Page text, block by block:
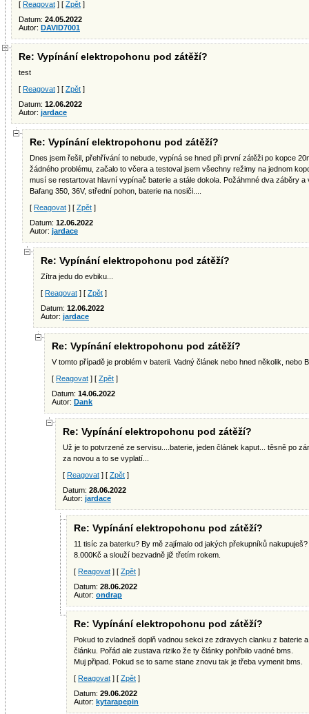
[ Reagovat ] [ Zpět ]
Datum: 24.05.2022
Autor: DAVID7001
Re: Vypínání elektropohonu pod zátěží?
test
[ Reagovat ] [ Zpět ]
Datum: 12.06.2022
Autor: jardace
Re: Vypínání elektropohonu pod zátěží?
Dnes jsem řešil, přehřívání to nebude, vypíná se hned při první zátěži po kopce
žádného problému, začalo to včera a testoval jsem všechny režimy na jednom
musí se restartovat hlavní vypínač baterie a stále dokola. Požáhmné dva záběry
Bafang 350, 36V, střední pohon, baterie na nosiči....
[ Reagovat ] [ Zpět ]
Datum: 12.06.2022
Autor: jardace
Re: Vypínání elektropohonu pod zátěží?
Zítra jedu do evbiku...
[ Reagovat ] [ Zpět ]
Datum: 12.06.2022
Autor: jardace
Re: Vypínání elektropohonu pod zátěží?
V tomto případě je problém v baterii. Vadný článek nebo hned několik, nebo
[ Reagovat ] [ Zpět ]
Datum: 14.06.2022
Autor: Dank
Re: Vypínání elektropohonu pod zátěží?
Už je to potvrzené ze servisu....baterie, jeden článek kaput... těsně po
za novou a to se vyplatí...
[ Reagovat ] [ Zpět ]
Datum: 28.06.2022
Autor: jardace
Re: Vypínání elektropohonu pod zátěží?
11 tisíc za baterku? By mě zajímalo od jakých překupníků
8.000Kč a slouží bezvadně již třetím rokem.
[ Reagovat ] [ Zpět ]
Datum: 28.06.2022
Autor: ondrap
Re: Vypínání elektropohonu pod zátěží?
Pokud to zvladneš doplň vadnou sekci ze zdravych clanku z baterie
článku. Pořád ale zustava riziko že ty články pohřbilo vadné bms.
Muj připad. Pokud se to same stane znovu tak je třeba vymenit bms.
[ Reagovat ] [ Zpět ]
Datum: 29.06.2022
Autor: kytarapepin